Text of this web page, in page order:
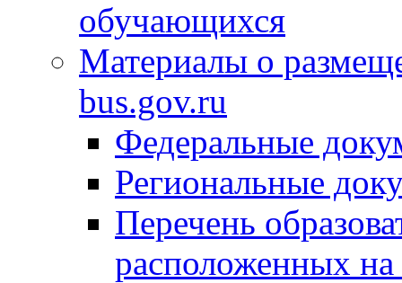
обучающихся
Материалы о
bus.gov.ru
Федеральные
Региональные
Перечень
расположенных на